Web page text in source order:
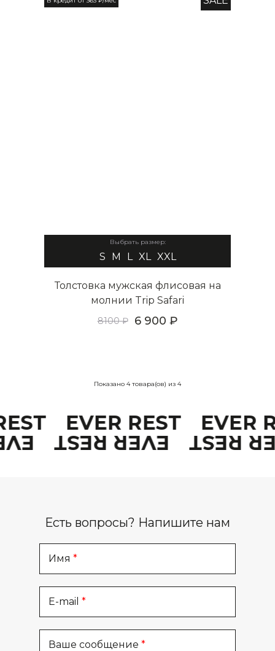
Выбрать размер:
S M L XL XXL
Толстовка мужская флисовая на
молнии Trip Safari
8100 6 900
Показано 4товара(ов) из 4
EVER REST
EVER
EVER REST EVER
Есть вопросы? Напишите нам
Имя
E-mail
Ваше сообщение